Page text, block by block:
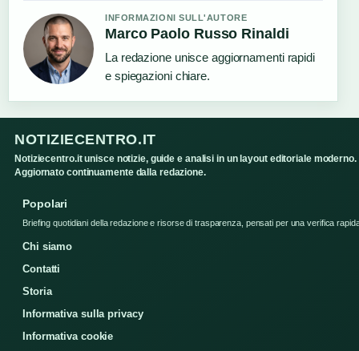
INFORMAZIONI SULL'AUTORE
Marco Paolo Russo Rinaldi
La redazione unisce aggiornamenti rapidi
e spiegazioni chiare.
NOTIZIECENTRO.IT
Notiziecentro.it unisce notizie, guide e analisi in un layout editoriale moderno.
Aggiornato continuamente dalla redazione.
Popolari
Briefing quotidiani della redazione e risorse di trasparenza, pensati per una verifica
Chi siamo
Contatti
Storia
Informativa sulla privacy
Informativa cookie